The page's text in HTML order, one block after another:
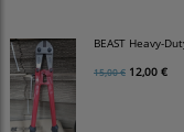
BEAST Heavy-
15,00 € 12,00 €